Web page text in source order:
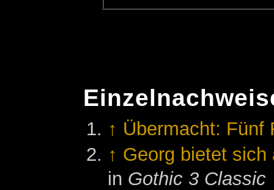
↑ Übermacht: Fünf
↑ Georg bietet sich
in Gothic 3 Classic